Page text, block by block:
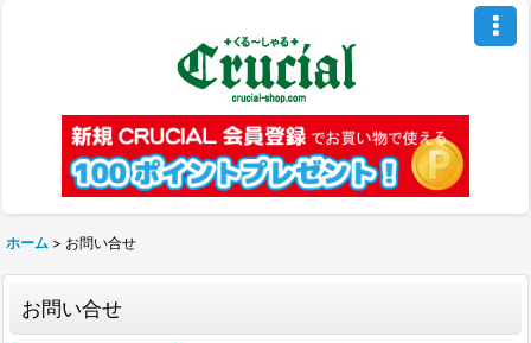
ホーム > お問い合せ
お問い合せ